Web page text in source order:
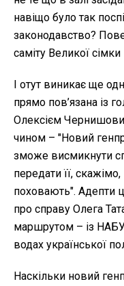
навіщо було так
законодавство?
саміту Великої
І отут виникає ще
прямо пов’язана із
Олексієм
чином – "Новий
зможе висмикнути
передати її,
поховають". Адепти
про справу Олега
маршрутом – із
водах української
Наскільки новий